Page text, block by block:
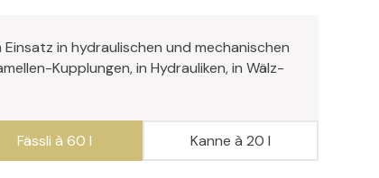
Einsatz in hydraulischen und mechanischen
Kupplungen, in Hydrauliken, in Wälz-
Fässli à 60 l Kanne à 20 l